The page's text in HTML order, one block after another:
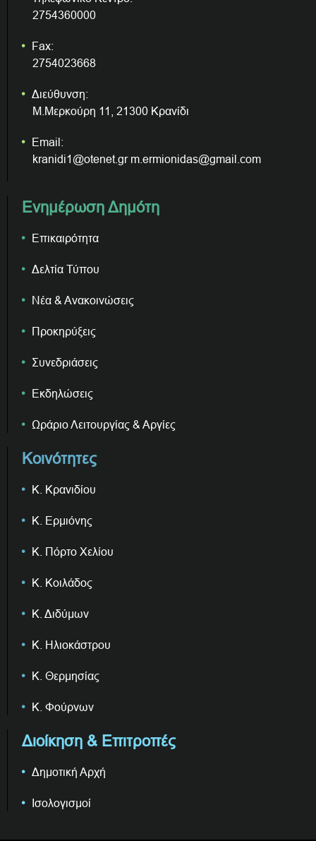
2754360000
Fax:
2754023668
Διεύθυνση:
Μ.Μερκούρη 11, 21300 Κρανίδι
Email:
kranidi1@otenet.gr m.ermionidas@gmail.com
Ενημέρωση Δημότη
Επικαιρότητα
Δελτία Τύπου
Νέα & Ανακοινώσεις
Προκηρύξεις
Συνεδριάσεις
Εκδηλώσεις
Ωράριο Λειτουργίας & Αργίες
Κοινότητες
Κ. Κρανιδίου
Κ. Ερμιόνης
Κ. Πόρτο Χελίου
Κ. Κοιλάδος
Κ. Διδύμων
Κ. Ηλιοκάστρου
Κ. Θερμησίας
Κ. Φούρνων
Διοίκηση & Επιτροπές
Δημοτική Αρχή
Ισολογισμοί